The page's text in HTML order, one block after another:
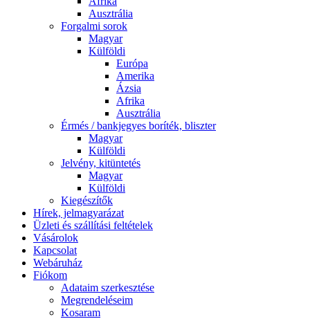
Ausztrália
Forgalmi sorok
Magyar
Külföldi
Európa
Amerika
Ázsia
Afrika
Ausztrália
Érmés / bankjegyes boríték, bliszter
Magyar
Külföldi
Jelvény, kitüntetés
Magyar
Külföldi
Kiegészítők
Hírek, jelmagyarázat
Üzleti és szállítási feltételek
Vásárolok
Kapcsolat
Webáruház
Fiókom
Adataim szerkesztése
Megrendeléseim
Kosaram